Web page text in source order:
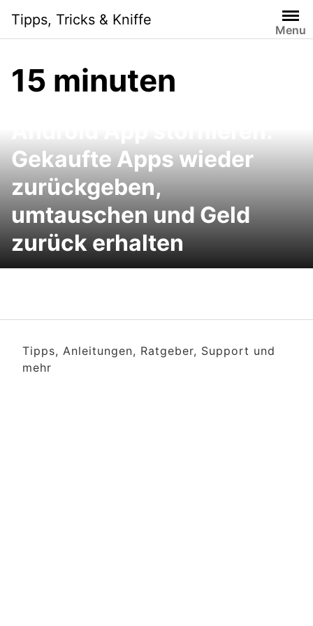
content
Tipps, Tricks & Kniffe
Menu
15 minuten
Gekaufte Apps wieder
zurückgeben,
umtauschen und Geld
zurück erhalten
Tipps, Anleitungen, Ratgeber, Support und
mehr